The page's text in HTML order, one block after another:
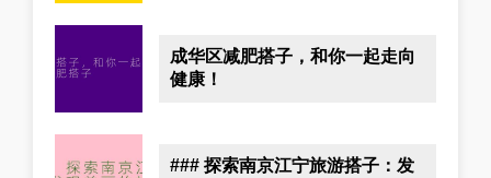
成华区减肥搭子，和你一起走向
健康！
### 探索南京江宁旅游搭子：发